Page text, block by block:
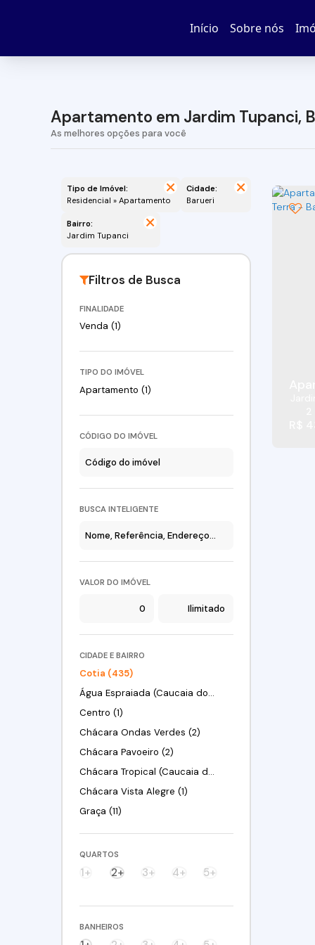
Sobre nós
Início
Apartamento em Jardim Tupanci,
Tipo de Imóvel:
Residencial » Apartamento
Cidade:
Barueri
Bairro:
Jardim Tupanci
FINALIDADE
Venda (1)
TIPO DO IMÓVEL
Apartamento (1)
CÓDIGO DO IMÓVEL
BUSCA INTELIGENTE
VALOR DO IMÓVEL
CIDADE E BAIRRO
Cotia (435)
Água Espraiada (Caucaia do Alto) (1)
Centro (1)
Chácara Ondas Verdes (2)
Chácara Pavoeiro (2)
Chácara Tropical (Caucaia do Alto) (1)
Chácara Vista Alegre (1)
Graça (11)
Gramado (1)
Granja Clotilde (7)
Granja Viana (4)
Jardim Arco-Íris (2)
Jardim Barbacena (2)
QUARTOS
1+ 2+ 3+ 4+ 5+
BANHEIROS